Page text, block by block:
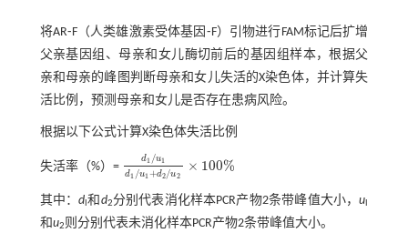
将AR⁃F（人类雄激素受体基因⁃F）引物进行FAM标记后扩增
父亲基因组、母亲和女儿酶切前后的基因组样本，根据父
亲和母亲的峰图判断母亲和女儿失活的X染色体，并计算失
活比例，预测母亲和女儿是否存在患病风险。
根据以下公式计算X染色体失活比例
失活率（%）=
d1 /u1
d1 /u1 +d2/u2
× 100%
d1/u1d1/u1+ d2 /u2×100
其中：dl和 d2分别代表消化样本PCR产物2条带峰值大小，ul
和u2则分别代表未消化样本PCR产物2条带峰值大小。